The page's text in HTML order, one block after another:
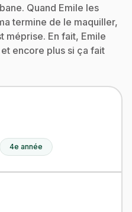
Quand Emile les
termine de le maquiller,
En fait, Emile
encore plus si ça fait
4e année